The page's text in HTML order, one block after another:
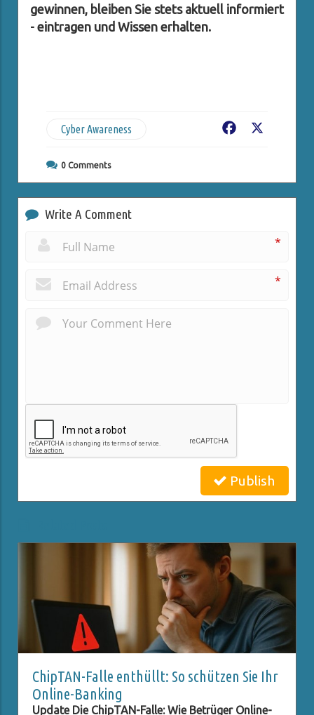
gewinnen, bleiben Sie stets aktuell informiert
- eintragen und Wissen erhalten.
Cyber Awareness Facebook
0 Comments
Write A Comment
*
*
Publish
ChipTAN-Falle enthüllt: So schützen Sie Ihr
Online-Banking
Update Die ChipTAN-Falle: Wie Betrüger Online-